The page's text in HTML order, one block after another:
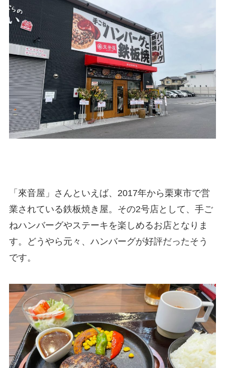
「來音屋」さんといえば、2017年から栗東市で営
業されている鉄板焼き屋。その2号店として、手ご
ねハンバーグやステーキを楽しめるお店となりま
す。どうやら元々、ハンバーグが好評だったそう
です。